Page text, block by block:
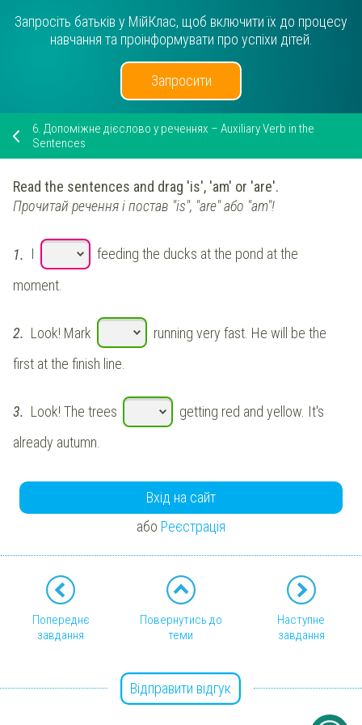
Запросіть батьків у МійКлас, щоб включити їх до процесу
навчання та проінформувати про успіхи дітей.
Запросити
6. Допоміжне дієслово у реченнях – Auxiliary Verb in the
Sentences
Read the sentences and drag 'is', 'am' or 'are'.
Прочитай речення і постав "is", "are" або "am"!
1. I
feeding the ducks at the pond at the
moment.
2. Look! Mark
running very fast. He will be the
first at the finish line.
3. Look! The trees
getting red and yellow. It's
already autumn.
Вхід на сайт
або Реєстрація
Попереднє
завдання
Повернутись до
теми
Наступне
завдання
Відправити відгук